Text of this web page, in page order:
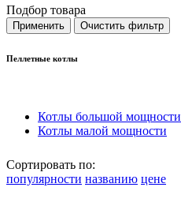
Подбор товара
Пеллетные котлы
Котлы большой мощности
Котлы малой мощности
Сортировать по:
популярности названию цене